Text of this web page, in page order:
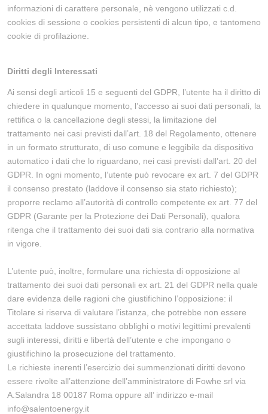
informazioni di carattere personale, nè vengono utilizzati c.d.
cookies di sessione o cookies persistenti di alcun tipo, e tantomeno
cookie di profilazione.
Diritti degli Interessati
Ai sensi degli articoli 15 e seguenti del GDPR, l’utente ha il diritto di
chiedere in qualunque momento, l’accesso ai suoi dati personali, la
rettifica o la cancellazione degli stessi, la limitazione del
trattamento nei casi previsti dall’art. 18 del Regolamento, ottenere
in un formato strutturato, di uso comune e leggibile da dispositivo
automatico i dati che lo riguardano, nei casi previsti dall’art. 20 del
GDPR. In ogni momento, l’utente può revocare ex art. 7 del GDPR
il consenso prestato (laddove il consenso sia stato richiesto);
proporre reclamo all’autorità di controllo competente ex art. 77 del
GDPR (Garante per la Protezione dei Dati Personali), qualora
ritenga che il trattamento dei suoi dati sia contrario alla normativa
in vigore.
L’utente può, inoltre, formulare una richiesta di opposizione al
trattamento dei suoi dati personali ex art. 21 del GDPR nella quale
dare evidenza delle ragioni che giustifichino l’opposizione: il
Titolare si riserva di valutare l’istanza, che potrebbe non essere
accettata laddove sussistano obblighi o motivi legittimi prevalenti
sugli interessi, diritti e libertà dell’utente e che impongano o
giustifichino la prosecuzione del trattamento.
Le richieste inerenti l’esercizio dei summenzionati diritti devono
essere rivolte all’attenzione dell’amministratore di Fowhe srl via
A.Salandra 18 00187 Roma oppure all’ indirizzo e-mail
info@salentoenergy.it